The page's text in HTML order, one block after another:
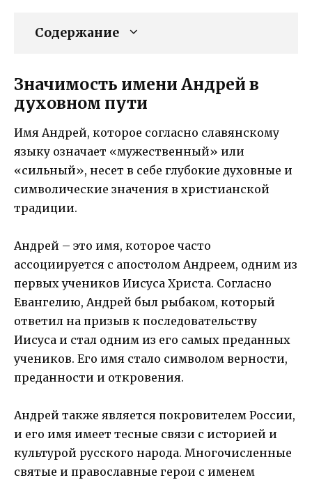
Содержание
Значимость имени Андрей в
духовном пути
Имя Андрей, которое согласно славянскому
языку означает «мужественный» или
«сильный», несет в себе глубокие духовные и
символические значения в христианской
традиции.
Андрей – это имя, которое часто
ассоциируется с апостолом Андреем, одним из
первых учеников Иисуса Христа. Согласно
Евангелию, Андрей был рыбаком, который
ответил на призыв к последовательству
Иисуса и стал одним из его самых преданных
учеников. Его имя стало символом верности,
преданности и откровения.
Андрей также является покровителем России,
и его имя имеет тесные связи с историей и
культурой русского народа. Многочисленные
святые и православные герои с именем